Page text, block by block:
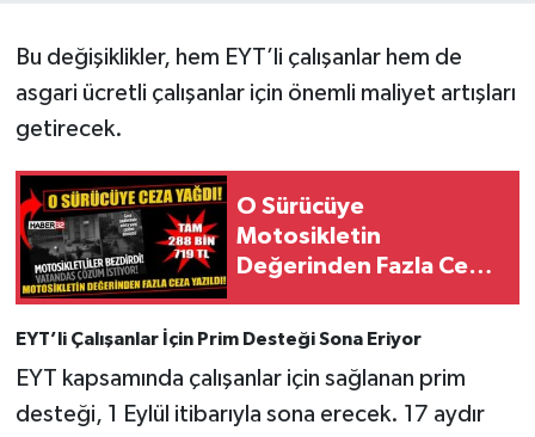
Bu değişiklikler, hem EYT’li çalışanlar hem de
asgari ücretli çalışanlar için önemli maliyet artışları
getirecek.
O Sürücüye
Motosikletin
Değerinden Fazla Ceza
EYT’li Çalışanlar İçin Prim Desteği Sona Eriyor
EYT kapsamında çalışanlar için sağlanan prim
desteği, 1 Eylül itibarıyla sona erecek. 17 aydır
POLİTİKA
RESMİ İLANLAR
SAĞLIK
Spor
Tarihi Yapılarımız
Türkiye